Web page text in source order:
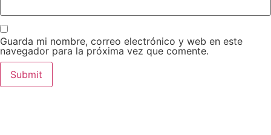
Guarda mi nombre, correo electrónico y web en este
navegador para la próxima vez que comente.